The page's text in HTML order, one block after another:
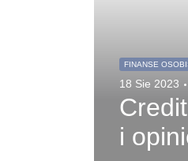
FINANSE
18 Sie 2023
i